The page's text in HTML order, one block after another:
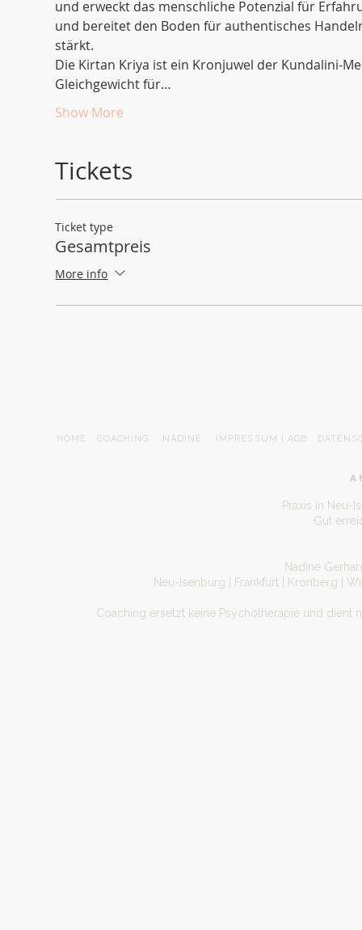
und erweckt das menschliche Potenzial für
und bereitet den Boden für authentisches
stärkt.
Die Kirtan Kriya ist ein Kronjuwel der Kundalini-
Gleichgewicht für…
Show More
Tickets
Ticket type
Gesamtpreis
More info
HOME COACHING NADINE IMPRESSUM | AGB
Praxis in Neu-
Gut
Nadine
Neu-Isenburg | Frankfurt | Kronberg |
Coaching ersetzt keine Psychotherapie und dient